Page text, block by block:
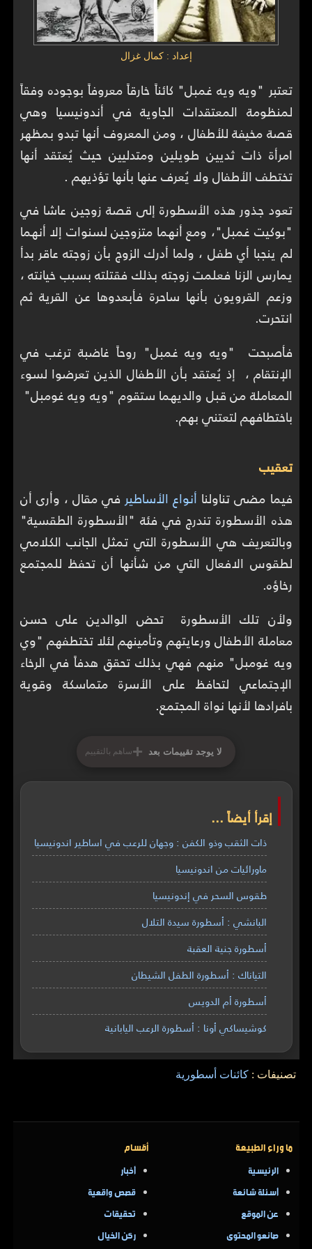
إعداد : كمال غزال
تعتبر "ويه ويه غمبل" كائناً خارقاً معروفاً بوجوده وفقاً
لمنظومة المعتقدات الجاوية في أندونيسيا وهي
قصة مخيفة للأطفال ، ومن المعروف أنها تبدو بمظهر
امرأة ذات ثديين طويلين ومتدليين حيث يُعتقد أنها
تختطف الأطفال ولا يُعرف عنها بأنها تؤذيهم .
تعود جذور هذه الأسطورة إلى قصة زوجين عاشا في
"بوكيت غمبل"، ومع أنهما متزوجين لسنوات إلا أنهما
لم ينجبا أي طفل ، ولما أدرك الزوج بأن زوجته عاقر بدأ
يمارس الزنا فعلمت زوجته بذلك فقتلته بسبب خيانته ،
وزعم القرويون بأنها ساحرة فأبعدوها عن القرية ثم
انتحرت.
فأصبحت "ويه ويه غمبل" روحاً غاضبة ترغب في
الإنتقام ، إذ يُعتقد بأن الأطفال الذين تعرضوا لسوء
المعاملة من قبل والديهما ستقوم "ويه ويه غومبل"
باختطافهم لتعتني بهم.
تعقيب
فيما مضى تناولنا أنواع الأساطيرفي مقال ، وأرى أن
هذه الأسطورة تندرج في فئة "الأسطورة الطقسية"
وبالتعريف هي الأسطورة التي تمثل الجانب الكلامي
لطقوس الافعال التي من شأنها أن تحفظ للمجتمع
رخاؤه.
ولأن تلك الأسطورة تحض الوالدين على حسن
معاملة الأطفال ورعايتهم وتأمينهم لئلا تختطفهم "وي
ويه غومبل" منهم فهي بذلك تحقق هدفاً في الرخاء
الإجتماعي لتحافظ على الأسرة متماسكة وقوية
بافرادها لأنها نواة المجتمع.
لا يوجد تقييمات بعد +ساهم بالتقييم
إقرأ أيضاً ...
ذات الثقب وذو الكفن : وجهان للرعب في اساطير اندونيسيا
ماورائيات من اندونيسيا
طقوس السحر في إندونيسيا
البانشي : أسطورة سيدة التلال
أسطورة جنية العقبة
التياناك : أسطورة الطفل الشيطان
أسطورة أم الدويس
كوشيساكي أونا : أسطورة الرعب اليابانية
تصنيفات :كائنات أسطورية
ما وراء الطبيعة
الرئيسية
أسئلة شائعة
عن الموقع
صانعو المحتوى
أقسام
أخبار
قصص واقعية
تحقيقات
ركن الخيال